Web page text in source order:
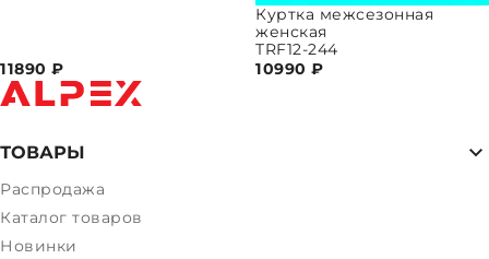
11890 ₽
Куртка межсезонная
женская
TRF12-244
10990₽
ТОВАРЫ
Распродажа
Каталог товаров
Новинки